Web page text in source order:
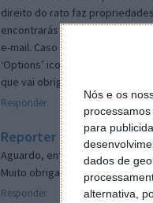
Nós e os
para
dados de
alternativa,
direito do rato faz
encontrarás no separador
e-mail. Caso não consigas
‘Options’ icon geral da então
que vai obrigar o Firefox a
Responder
Reporter 7 de Novembro de
Aguardo, então, o e-mail, Vitor.
Muito obrigado.
Responder